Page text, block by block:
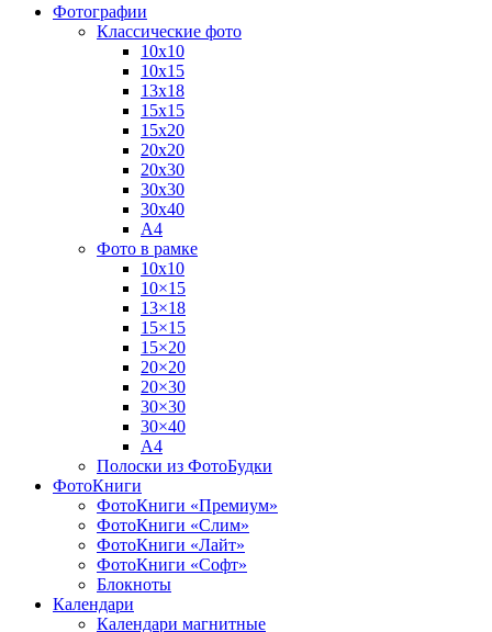
Фотографии
Классические фото
10х10
10х15
13х18
15х15
15х20
20х20
20х30
30х30
30х40
А4
Фото в рамке
10х10
10×15
13×18
15×15
15×20
20×20
20×30
30×30
30×40
A4
Полоски из ФотоБудки
ФотоКниги
ФотоКниги «Премиум»
ФотоКниги «Слим»
ФотоКниги «Лайт»
ФотоКниги «Софт»
Блокноты
Календари
Календари магнитные